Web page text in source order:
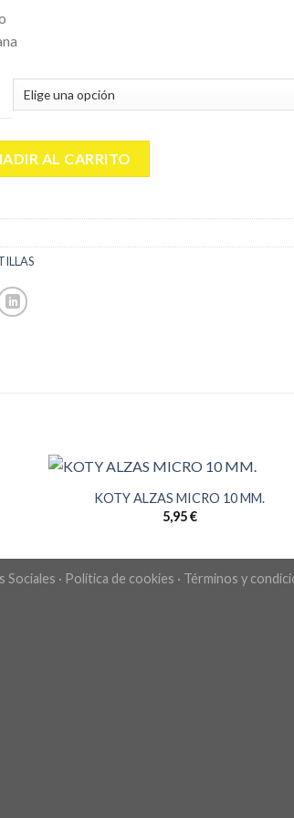
AL CARRITO
KOTY ALZAS MICRO 10 MM.
5,95€
Sociales · Política de cookies · Términos y